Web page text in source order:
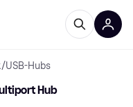
/USB-Hubs
Hub